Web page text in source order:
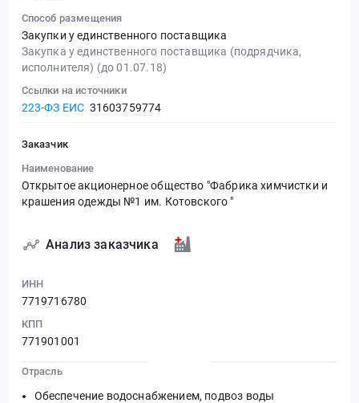
Способ размещения
Закупки у единственного поставщика
Закупка у единственного поставщика (подрядчика,
исполнителя) (до 01.07.18)
Ссылки на источники
223-ФЗ ЕИС 31603759774
Заказчик
Наименование
Открытое акционерное общество "Фабрика химчистки и
крашения одежды №1 им. Котовского "
Анализ заказчика
ИНН
7719716780
КПП
771901001
Отрасль
Обеспечение водоснабжением, подвоз воды